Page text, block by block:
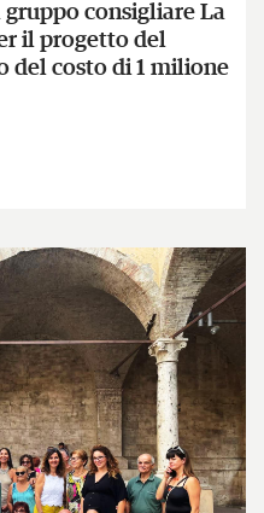
consigliare La
il progetto del
del costo di 1 milione